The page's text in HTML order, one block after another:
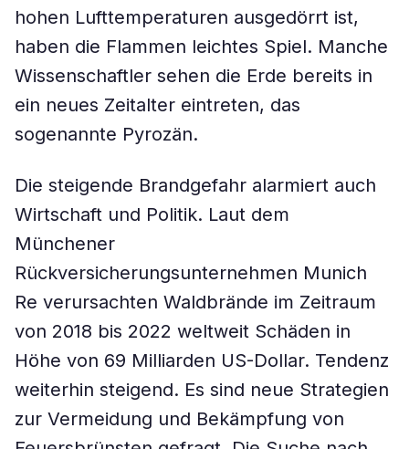
hohen Lufttemperaturen ausgedörrt ist,
haben die Flammen leichtes Spiel. Manche
Wissenschaftler sehen die Erde bereits in
ein neues Zeitalter eintreten, das
sogenannte Pyrozän.
Die steigende Brandgefahr alarmiert auch
Wirtschaft und Politik. Laut dem
Münchener
Rückversicherungsunternehmen Munich
Re verursachten Waldbrände im Zeitraum
von 2018 bis 2022 weltweit Schäden in
Höhe von 69 Milliarden US-Dollar. Tendenz
weiterhin steigend. Es sind neue Strategien
zur Vermeidung und Bekämpfung von